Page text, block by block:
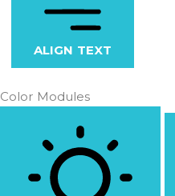
ALIGN TEXT
Color Modules